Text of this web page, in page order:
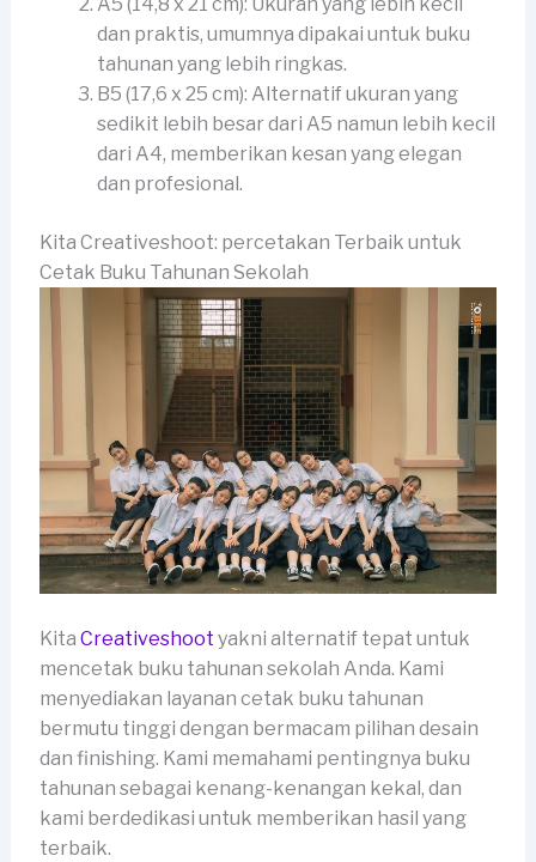
A5 (14,8 x 21 cm): Ukuran yang lebih kecil
dan praktis, umumnya dipakai untuk buku
tahunan yang lebih ringkas.
B5 (17,6 x 25 cm): Alternatif ukuran yang
sedikit lebih besar dari A5 namun lebih kecil
dari A4, memberikan kesan yang elegan
dan profesional.
Kita Creativeshoot: percetakan Terbaik untuk
Cetak Buku Tahunan Sekolah
Kita Creativeshoot yakni alternatif tepat untuk
mencetak buku tahunan sekolah Anda. Kami
menyediakan layanan cetak buku tahunan
bermutu tinggi dengan bermacam pilihan desain
dan finishing. Kami memahami pentingnya buku
tahunan sebagai kenang-kenangan kekal, dan
kami berdedikasi untuk memberikan hasil yang
terbaik.